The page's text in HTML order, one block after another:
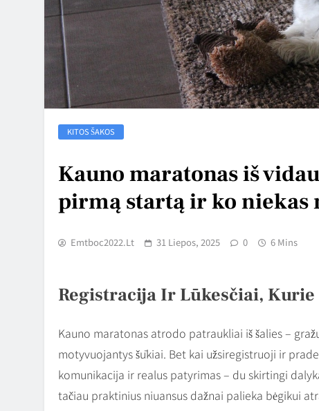
KITOS ŠAKOS
Kauno maratonas iš
pirmą startą ir ko niekas
Emtboc2022.lt 31 Liepos, 2025 0 6 Mins
Registracija Ir Lūkesčiai, Kurie
Kauno maratonas atrodo patraukliai iš šalies –
motyvuojantys šūkiai. Bet kai užsiregistruoji ir
komunikacija ir realus patyrimas – du skirtingi
tačiau praktinius niuansus dažnai palieka bėgikui